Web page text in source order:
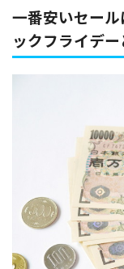
一番安いセー
ックフライデー